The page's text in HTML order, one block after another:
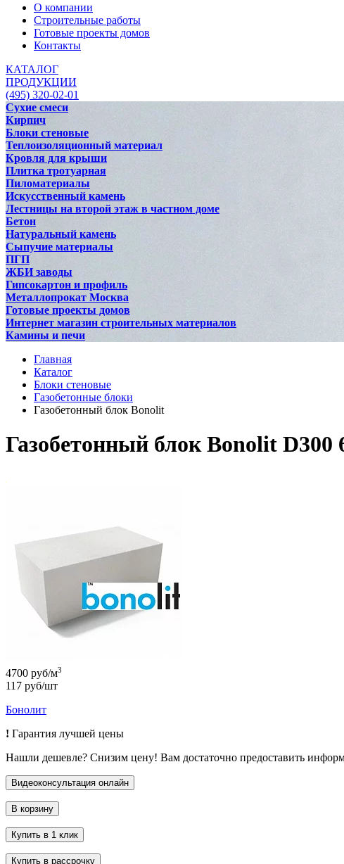
О компании
Строительные работы
Готовые проекты домов
Контакты
КАТАЛОГ
ПРОДУКЦИИ
(495) 320-02-01
Сухие смеси
Кирпич
Блоки стеновые
Теплоизоляционный материал
Кровля для крыши
Плитка тротуарная
Пиломатериалы
Искусственный камень
Лестницы на второй этаж в частном доме
Бетон
Натуральный камень
Сыпучие материалы
ПГП
ЖБИ заводы
Гипсокартон и профиль
Металлопрокат Москва
Готовые проекты домов
Интернет магазин строительных материалов
Камины и печи
Главная
Каталог
Блоки стеновые
Газобетонные блоки
Газобетонный блок Bonolit
Газобетонный блок Bonolit D300
4700 руб/м3
117 руб/шт
Бонолит
! Гарантия лучшей цены
Нашли дешевле? Снизим цену! Вам достаточно предоставить